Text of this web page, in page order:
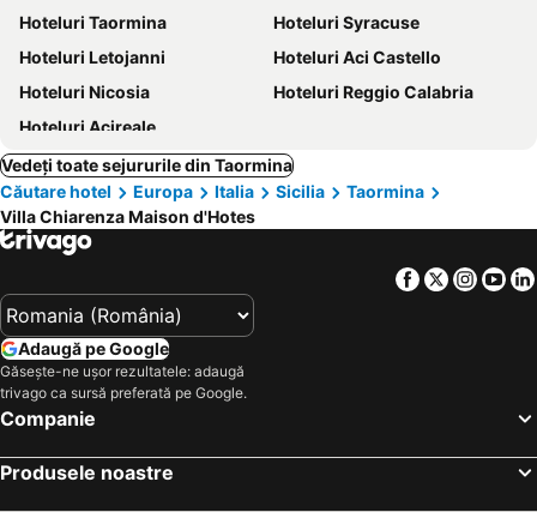
Hoteluri Taormina
Hoteluri Syracuse
Hoteluri Letojanni
Hoteluri Aci Castello
Hoteluri Nicosia
Hoteluri Reggio Calabria
Hoteluri Acireale
Vedeți toate sejururile din Taormina
Căutare hotel
Europa Italia Sicilia
Taormina
Villa Chiarenza Maison d'Hotes
Facebook
Twitter
Adaugă pe Google
Găsește-ne ușor rezultatele: adaugă
trivago ca sursă preferată pe Google.
Companie
Produsele noastre